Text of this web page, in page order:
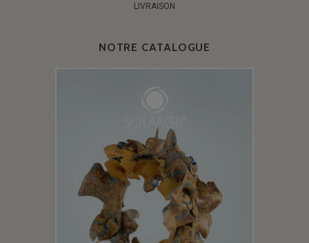
LIVRAISON
NOTRE CATALOGUE